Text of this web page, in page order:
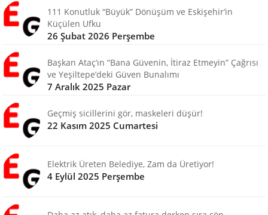
111 Konutluk “Büyük” Dönüşüm ve Eskişehir’in
Küçülen Ufku
26 Şubat 2026 Perşembe
Başkan Ataç’ın “Bana Güvenin, İtiraz Etmeyin” Çağrısı
ve Yeşiltepe’deki Güven Bunalımı
7 Aralık 2025 Pazar
Geçmiş sicillerini gör, maskeleri düşür!
22 Kasım 2025 Cumartesi
Elektrik Üreten Belediye, Zam da Üretiyor!
4 Eylül 2025 Perşembe